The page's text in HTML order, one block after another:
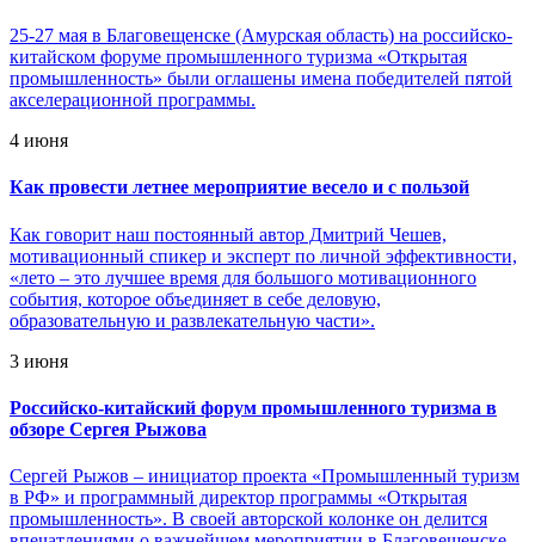
25-27 мая в Благовещенске (Амурская область) на российско-
китайском форуме промышленного туризма «Открытая
промышленность» были оглашены имена победителей пятой
акселерационной программы.
4 июня
Как провести летнее мероприятие весело и с пользой
Как говорит наш постоянный автор Дмитрий Чешев,
мотивационный спикер и эксперт по личной эффективности,
«лето – это лучшее время для большого мотивационного
события, которое объединяет в себе деловую,
образовательную и развлекательную части».
3 июня
Российско-китайский форум промышленного туризма в
обзоре Сергея Рыжова
Сергей Рыжов – инициатор проекта «Промышленный туризм
в РФ» и программный директор программы «Открытая
промышленность». В своей авторской колонке он делится